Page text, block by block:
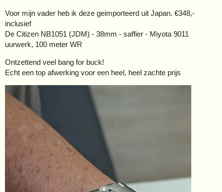
Voor mijn vader heb ik deze geimporteerd uit Japan. €348,-
inclusief
De Citizen NB1051 (JDM) - 38mm - saffier - Miyota 9011
uurwerk, 100 meter WR
Ontzettend veel bang for buck!
Echt een top afwerking voor een heel, heel zachte prijs